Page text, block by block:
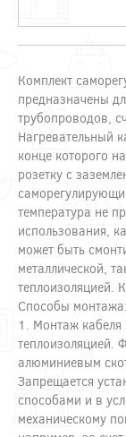
Комплект
предназначены
трубопроводов,
Нагревательный
конце которого
розетку с
температура не
использования,
может быть
металлической,
теплоизоляцией.
Способы монтажа:
1. Монтаж кабеля
теплоизоляцией.
алюминиевым
Запрещается
способами и в
механическому